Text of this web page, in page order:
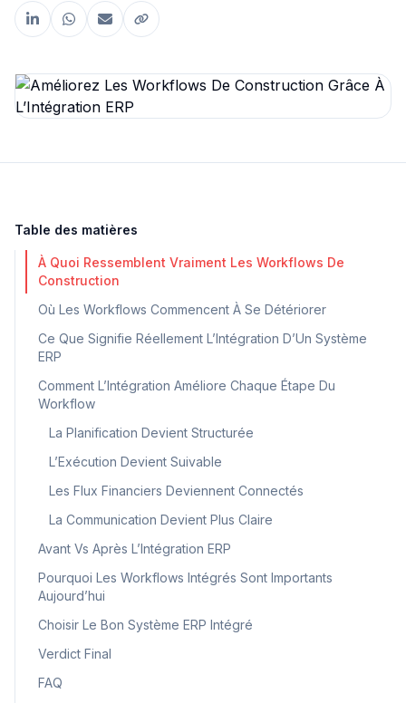
Partager cet article
Table des matières
À Quoi Ressemblent Vraiment Les Workflows De
Construction
Où Les Workflows Commencent À Se Détériorer
Ce Que Signifie Réellement L’Intégration D’Un Système
ERP
Comment L’Intégration Améliore Chaque Étape Du
Workflow
La Planification Devient Structurée
L’Exécution Devient Suivable
Les Flux Financiers Deviennent Connectés
La Communication Devient Plus Claire
Avant Vs Après L’Intégration ERP
Pourquoi Les Workflows Intégrés Sont Importants
Aujourd’hui
Choisir Le Bon Système ERP Intégré
Verdict Final
FAQ